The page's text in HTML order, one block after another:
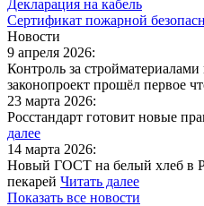
Декларация на кабель
Сертификат пожарной
Новости
9 апреля 2026:
Контроль за
законопроект прошёл первое
23 марта 2026:
Росстандарт готовит новые
далее
14 марта 2026:
Новый ГОСТ на белый хлеб в
пекарей Читать далее
Показать все новости